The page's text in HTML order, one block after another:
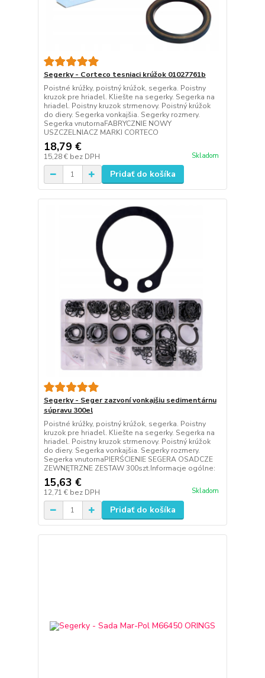
Segerky - Corteco tesniaci krúžok 01027761b
Poistné krúžky, poistný krúžok, segerka. Poistny
kruzok pre hriadel. Kliešte na segerky. Segerka na
hriadel. Poistny kruzok strmenovy. Poistný krúžok
do diery. Segerka vonkajšia. Segerky rozmery.
Segerka vnutornaFABRYCZNIE NOWY
USZCZELNIACZ MARKI CORTECO
18,79 €
15,28 € bez DPH Skladom
Pridať do košíka
Segerky - Seger zazvoní vonkajšiu sedimentárnu
súpravu 300el
Poistné krúžky, poistný krúžok, segerka. Poistny
kruzok pre hriadel. Kliešte na segerky. Segerka na
hriadel. Poistny kruzok strmenovy. Poistný krúžok
do diery. Segerka vonkajšia. Segerky rozmery.
Segerka vnutornaPIERŚCIENIE SEGERA OSADCZE
ZEWNĘTRZNE ZESTAW 300szt.Informacje ogólne:
15,63 €
12,71 € bez DPH Skladom
Pridať do košíka